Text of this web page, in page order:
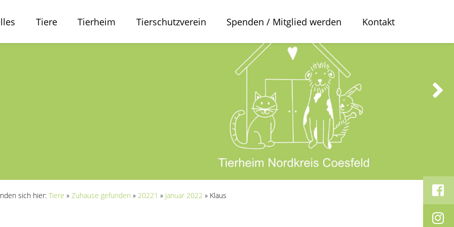
Tiere Tierheim Tierschutzverein Spenden / Mitglied werden Kontakt
sich hier: Tiere » Zuhause gefunden » 20221 » Januar 2022 » Klaus